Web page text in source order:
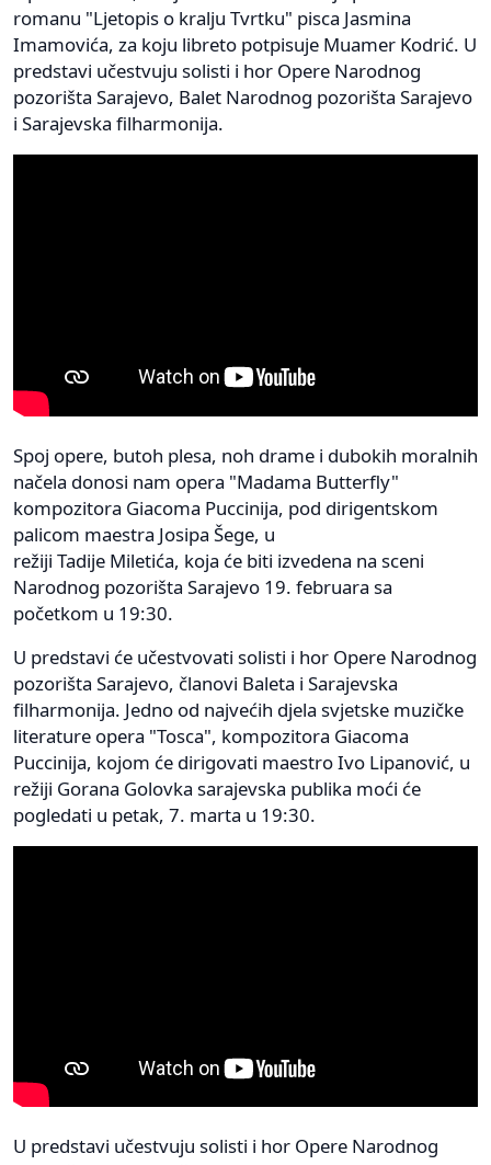
romanu "Ljetopis o kralju Tvrtku" pisca Jasmina
Imamovića, za koju libreto potpisuje Muamer Kodrić. U
predstavi učestvuju solisti i hor Opere Narodnog
pozorišta Sarajevo, Balet Narodnog pozorišta Sarajevo
i Sarajevska filharmonija.
Spoj opere, butoh plesa, noh drame i dubokih moralnih
načela donosi nam opera "Madama Butterfly"
kompozitora Giacoma Puccinija, pod dirigentskom
palicom maestra Josipa Šege, u
režiji Tadije Miletića, koja će biti izvedena na sceni
Narodnog pozorišta Sarajevo 19. februara sa
početkom u 19:30.
U predstavi će učestvovati solisti i hor Opere Narodnog
pozorišta Sarajevo, članovi Baleta i Sarajevska
filharmonija. Jedno od najvećih djela svjetske muzičke
literature opera "Tosca", kompozitora Giacoma
Puccinija, kojom će dirigovati maestro Ivo Lipanović, u
režiji Gorana Golovka sarajevska publika moći će
pogledati u petak, 7. marta u 19:30.
U predstavi učestvuju solisti i hor Opere Narodnog